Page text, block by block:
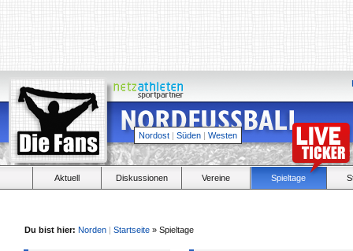
Nordost | Süden | Westen
Aktuell Diskussionen Vereine Spieltage
Du bist hier: Norden | Startseite » Spieltage